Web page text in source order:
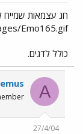
Emo165.gif
כולל לדגים.
A
27/4/04